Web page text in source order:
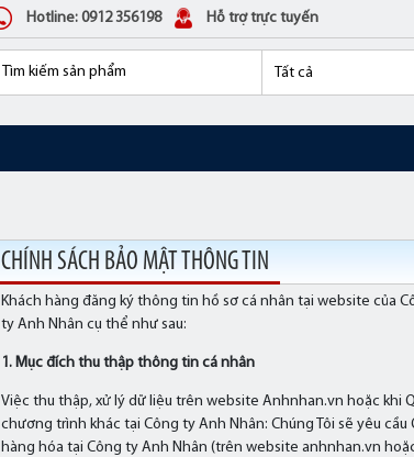
Hotline: 0912 356198 Hỗ trợ trực tuyến
CHÍNH SÁCH BẢO MẬT THÔNG TIN
Khách hàng đăng ký thông tin hồ sơ cá nhân tại website của
ty Anh Nhân cụ thể như sau:
1. Mục đích thu thập thông tin cá nhân
Việc thu thập, xử lý dữ liệu trên website Anhnhan.vn hoặc khi
chương trình khác tại Công ty Anh Nhân: Chúng Tôi sẽ yêu
hàng hóa tại Công ty Anh Nhân (trên website anhnhan.vn